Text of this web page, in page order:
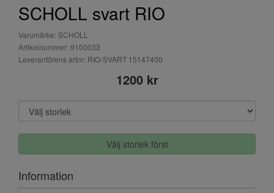
SCHOLL svart RIO
Varumärke: SCHOLL
Artikelnummer: 9100033
Leverantörens artnr: RIO-SVART 15147400
1200 kr
Välj storlek först
Information